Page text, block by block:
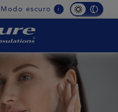
Modo escuro i
PURE